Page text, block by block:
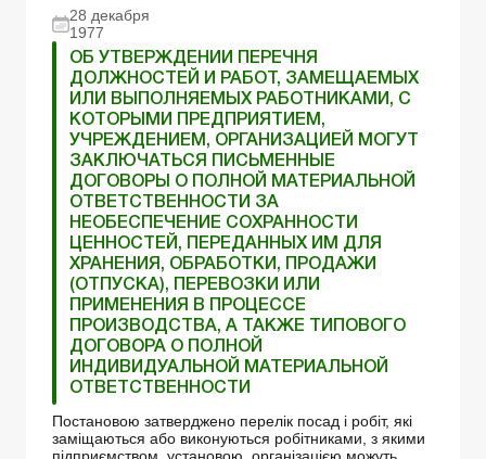
28 декабря
1977
ОБ УТВЕРЖДЕНИИ ПЕРЕЧНЯ
ДОЛЖНОСТЕЙ И РАБОТ, ЗАМЕЩАЕМЫХ
ИЛИ ВЫПОЛНЯЕМЫХ РАБОТНИКАМИ, С
КОТОРЫМИ ПРЕДПРИЯТИЕМ,
УЧРЕЖДЕНИЕМ, ОРГАНИЗАЦИЕЙ МОГУТ
ЗАКЛЮЧАТЬСЯ ПИСЬМЕННЫЕ
ДОГОВОРЫ О ПОЛНОЙ МАТЕРИАЛЬНОЙ
ОТВЕТСТВЕННОСТИ ЗА
НЕОБЕСПЕЧЕНИЕ СОХРАННОСТИ
ЦЕННОСТЕЙ, ПЕРЕДАННЫХ ИМ ДЛЯ
ХРАНЕНИЯ, ОБРАБОТКИ, ПРОДАЖИ
(ОТПУСКА), ПЕРЕВОЗКИ ИЛИ
ПРИМЕНЕНИЯ В ПРОЦЕССЕ
ПРОИЗВОДСТВА, А ТАКЖЕ ТИПОВОГО
ДОГОВОРА О ПОЛНОЙ
ИНДИВИДУАЛЬНОЙ МАТЕРИАЛЬНОЙ
ОТВЕТСТВЕННОСТИ
Постановою затверджено перелік посад і робіт, які
заміщаються або виконуються робітниками, з якими